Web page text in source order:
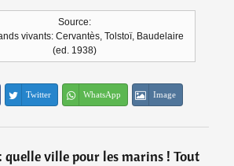
Source:
vivants: Cervantès, Tolstoï, Baudelaire
(ed. 1938)
Twitter WhatsApp Image
quelle ville pour les marins ! Tout